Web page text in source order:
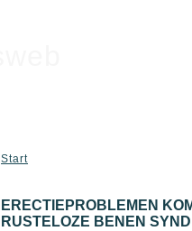
Start
ERECTIEPROBLEMEN
RUSTELOZE BENEN